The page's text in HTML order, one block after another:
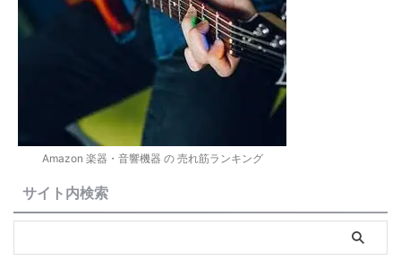
Amazon 楽器・音響機器 の 売れ筋ランキング
サイト内検索